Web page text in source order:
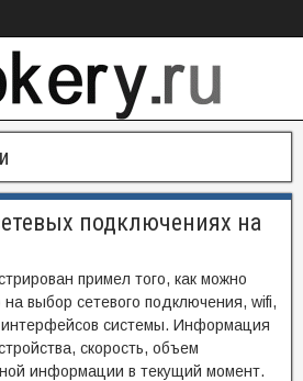
подключениях на
примел того, как можно
выбор сетевого подключения, wifi,
интерфейсов системы. Информация
скорость, объем
информации в текущий момент.